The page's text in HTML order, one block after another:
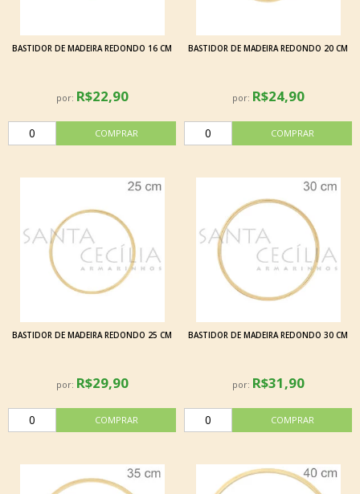
BASTIDOR DE MADEIRA REDONDO 16 CM
por: R$22,90
BASTIDOR DE MADEIRA REDONDO 20 CM
por: R$24,90
BASTIDOR DE MADEIRA REDONDO 25 CM
por: R$29,90
BASTIDOR DE MADEIRA REDONDO 30 CM
por: R$31,90